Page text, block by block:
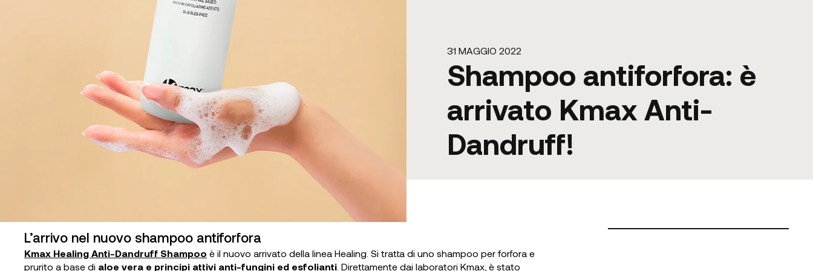
31 MAGGIO 2022
Shampoo antiforfora: è
arrivato Kmax Anti-
Dandruff!
L’arrivo nel nuovo shampoo antiforfora
Kmax Healing Anti-Dandruff Shampoo è il nuovo arrivato della linea Healing. Si tratta di uno shampoo per forfora e
prurito a base di aloe vera e principi attivi anti-fungini ed esfolianti . Direttamente dai laboratori Kmax, è stato